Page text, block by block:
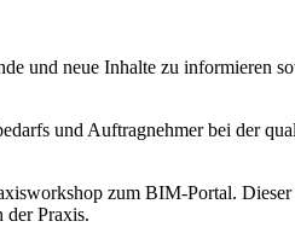
und neue Inhalte zu informieren
und Auftragnehmer bei der
zum BIM-Portal.
Praxis.